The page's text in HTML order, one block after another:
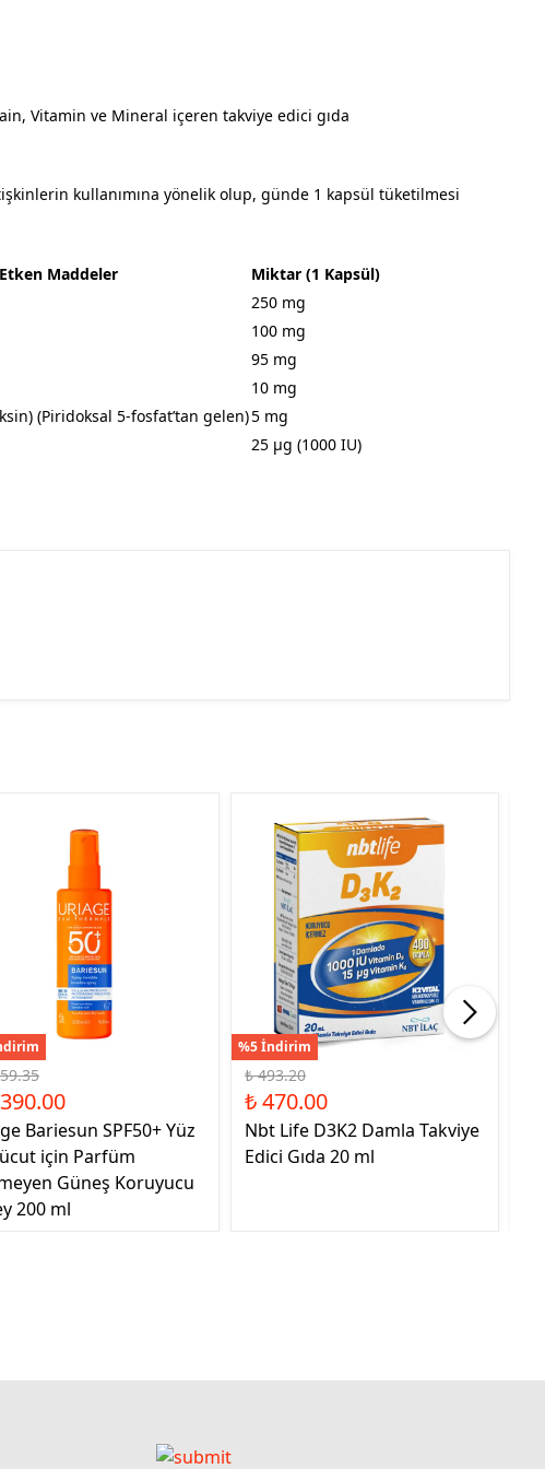
Vitamin ve Mineral içeren takviye edici gıda
kullanımına yönelik olup, günde 1 kapsül tüketilmesi
Etken Maddeler
Miktar (1 Kapsül)
250 mg
100 mg
95 mg
10 mg
(Piridoksal 5-fosfat’tan gelen)5 mg
25 μg (1000 IU)
Bariesun SPF50+ Yüz
için Parfüm
Güneş Koruyucu
200 ml
%5 İndirim
₺ 493.20
₺ 470.00
Nbt Life D3K2 Damla Takviye
Edici Gıda 20 ml